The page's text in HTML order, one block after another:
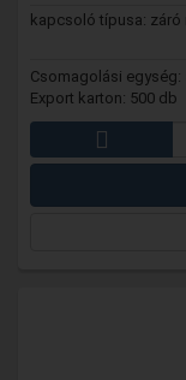
kapcsoló típusa:
Csomagolási egység:
Export karton: 500 db